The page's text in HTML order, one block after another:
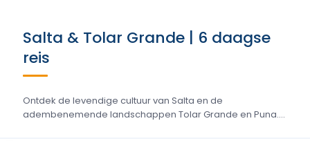
Salta & Tolar Grande | 6 daagse
reis
Ontdek de levendige cultuur van Salta en de
adembenemende landschappen Tolar Grande en Puna....